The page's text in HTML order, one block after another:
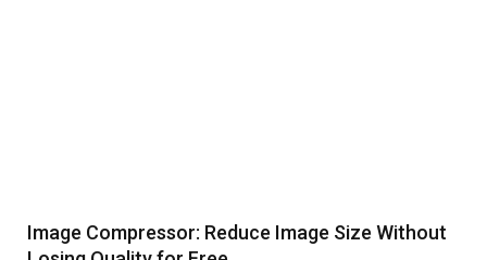
Image Compressor: Reduce Image Size Without